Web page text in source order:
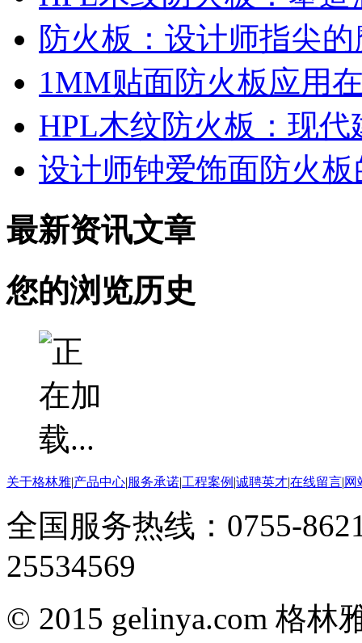
防火板：设计师指尖
1MM贴面防火板应用
HPL木纹防火板：现
设计师钟爱饰面防火
最新资讯文章
您的浏览历史
关于格林雅|产品中心|服务承诺|工程案例 |诚聘英才|在线留言|网
全国服务热线：0755-
25534569
© 2015 gelinya.com 格